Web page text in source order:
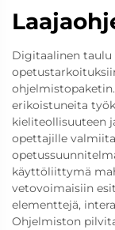
Digitaalinen taulu
erikoistuneita
kieliteollisuuteen
opettajille
käyttöliittymä
vetovoimaisiin
elementtejä,
Ohjelmiston